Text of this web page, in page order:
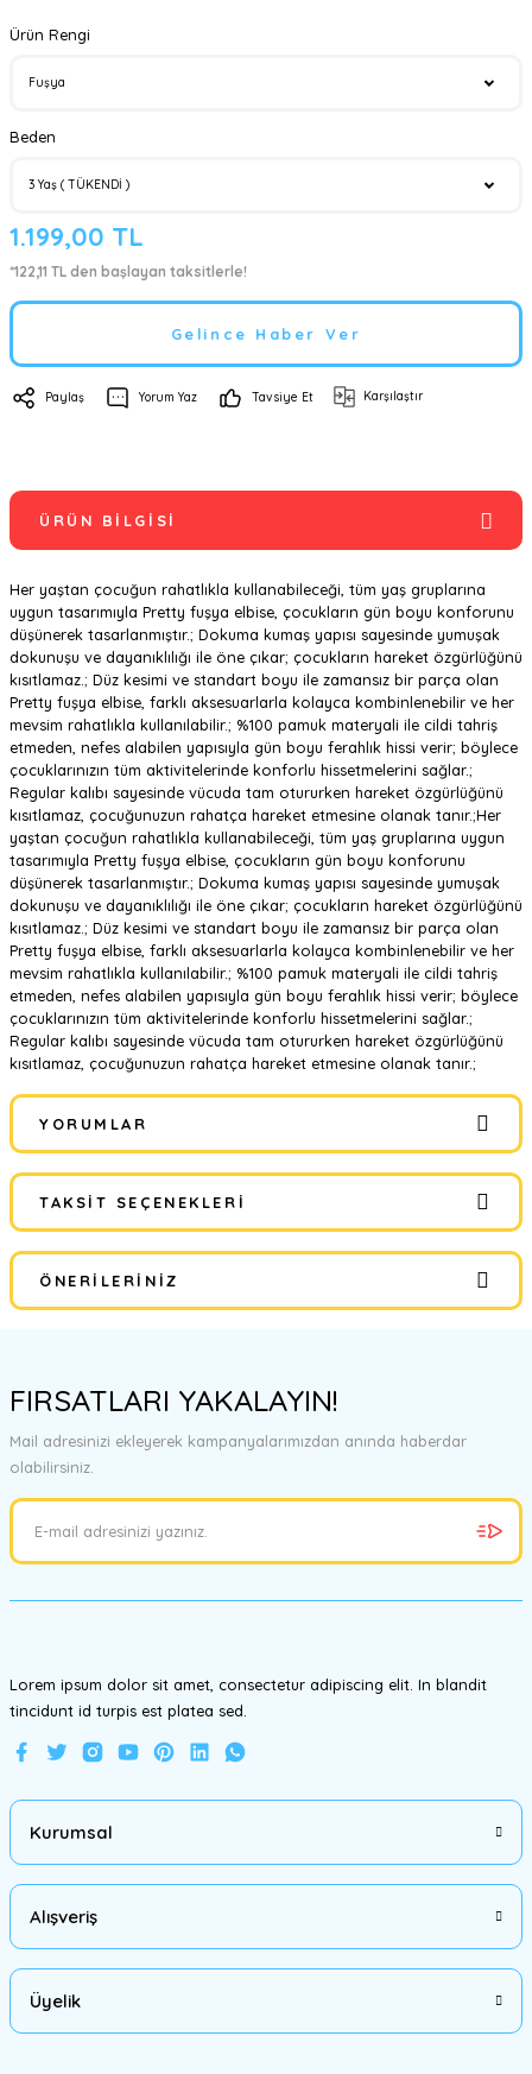
Ürün Rengi
Beden
1.199,00 TL
*122,11 TL den başlayan taksitlerle!
Gelince Haber Ver
Paylaş Yorum Yaz Tavsiye Et Karşılaştır
ÜRÜN BILGISI
Her yaştan çocuğun rahatlıkla kullanabileceği, tüm yaş gruplarına
uygun tasarımıyla Pretty fuşya elbise, çocukların gün boyu konforunu
düşünerek tasarlanmıştır.; Dokuma kumaş yapısı sayesinde yumuşak
dokunuşu ve dayanıklılığı ile öne çıkar; çocukların hareket özgürlüğünü
kısıtlamaz.; Düz kesimi ve standart boyu ile zamansız bir parça olan
Pretty fuşya elbise, farklı aksesuarlarla kolayca kombinlenebilir ve her
mevsim rahatlıkla kullanılabilir.; %100 pamuk materyali ile cildi tahriş
etmeden, nefes alabilen yapısıyla gün boyu ferahlık hissi verir; böylece
çocuklarınızın tüm aktivitelerinde konforlu hissetmelerini sağlar.;
Regular kalıbı sayesinde vücuda tam otururken hareket özgürlüğünü
kısıtlamaz, çocuğunuzun rahatça hareket etmesine olanak tanır.;Her
yaştan çocuğun rahatlıkla kullanabileceği, tüm yaş gruplarına uygun
tasarımıyla Pretty fuşya elbise, çocukların gün boyu konforunu
düşünerek tasarlanmıştır.; Dokuma kumaş yapısı sayesinde yumuşak
dokunuşu ve dayanıklılığı ile öne çıkar; çocukların hareket özgürlüğünü
kısıtlamaz.; Düz kesimi ve standart boyu ile zamansız bir parça olan
Pretty fuşya elbise, farklı aksesuarlarla kolayca kombinlenebilir ve her
mevsim rahatlıkla kullanılabilir.; %100 pamuk materyali ile cildi tahriş
etmeden, nefes alabilen yapısıyla gün boyu ferahlık hissi verir; böylece
çocuklarınızın tüm aktivitelerinde konforlu hissetmelerini sağlar.;
Regular kalıbı sayesinde vücuda tam otururken hareket özgürlüğünü
kısıtlamaz, çocuğunuzun rahatça hareket etmesine olanak tanır.;
YORUMLAR
Bu ürüne ilk yorumu siz yapın!
Yorum Yaz
TAKSIT SEÇENEKLERI
ÖNERILERINIZ
tarafımıza iletebilirsiniz.
Görüş ve önerileriniz için teşekkür ederiz.
Ürün resmi kalitesiz, bozuk veya görüntülenemiyor.
Ürün bilgilerinde hatalar bulunuyor.
FIRSATLARI YAKALAYIN!
Mail adresinizi ekleyerek kampanyalarımızdan anında haberdar
olabilirsiniz.
Lorem ipsum dolor sit amet, consectetur adipiscing elit. In blandit
tincidunt id turpis est platea sed.
Kurumsal
Alışveriş
Üyelik